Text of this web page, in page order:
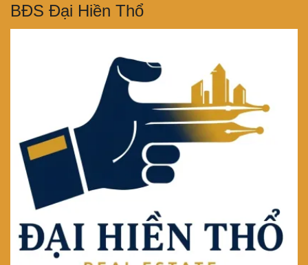
BĐS Đại Hiền Thổ